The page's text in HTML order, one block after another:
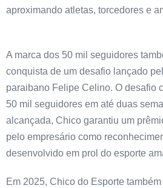
aproximando atletas, torcedores e
A marca dos 50 mil seguidores
conquista de um desafio lançado
paraibano Felipe Celino. O desafio
50 mil seguidores em até duas
alcançada, Chico garantiu um
pelo empresário como
desenvolvido em prol do esporte
Em 2025, Chico do Esporte